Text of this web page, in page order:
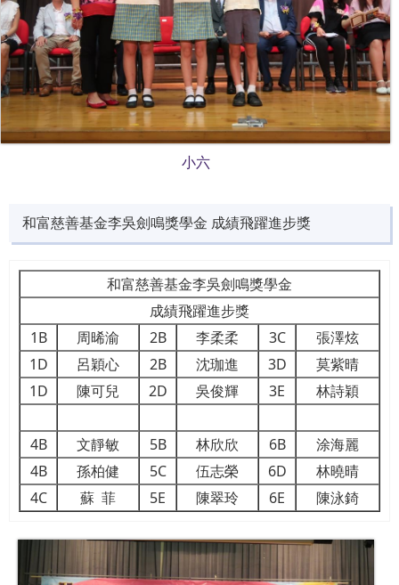
小六
和富慈善基金李吳劍鳴獎學金 成績飛躍進步獎
和富慈善基金李吳劍鳴獎學金
成績飛躍進步獎
1B
周晞渝 2B 李柔柔 3C
張澤炫
1D
呂穎心 2B 沈珈進 3D
莫紫晴
1D
陳可兒 2D 吳俊輝 3E 林詩穎
4B 文靜敏 5B 林欣欣 6B
涂海麗
4B
孫柏健 5C 伍志榮 6D
林曉晴
4C
蘇 菲 5E 陳翠玲 6E 陳泳錡